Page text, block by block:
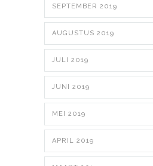
SEPTEMBER 2019
AUGUSTUS 2019
JULI 2019
JUNI 2019
MEI 2019
APRIL 2019